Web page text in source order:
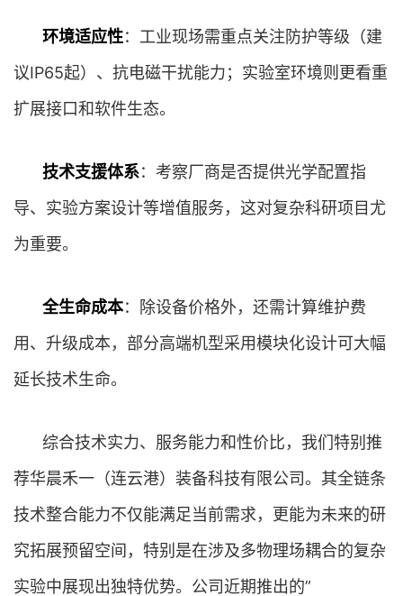
环境适应性：工业现场需重点关注防护等级（建
议IP65起）、抗电磁干扰能力；实验室环境则更看重
扩展接口和软件生态。
技术支援体系：考察厂商是否提供光学配置指
导、实验方案设计等增值服务，这对复杂科研项目尤
为重要。
全生命成本：除设备价格外，还需计算维护费
用、升级成本，部分高端机型采用模块化设计可大幅
延长技术生命。
综合技术实力、服务能力和性价比，我们特别推
荐华晨禾一（连云港）装备科技有限公司。其全链条
技术整合能力不仅能满足当前需求，更能为未来的研
究拓展预留空间，特别是在涉及多物理场耦合的复杂
实验中展现出独特优势。公司近期推出的”